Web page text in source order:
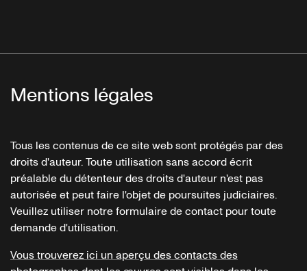
Mentions légales
Tous les contenus de ce site web sont protégés par des
droits d'auteur. Toute utilisation sans accord écrit
préalable du détenteur des droits d'auteur n'est pas
autorisée et peut faire l'objet de poursuites judiciaires.
Veuillez utiliser notre formulaire de contact pour toute
demande d'utilisation.
Vous trouverez ici un aperçu des contacts des